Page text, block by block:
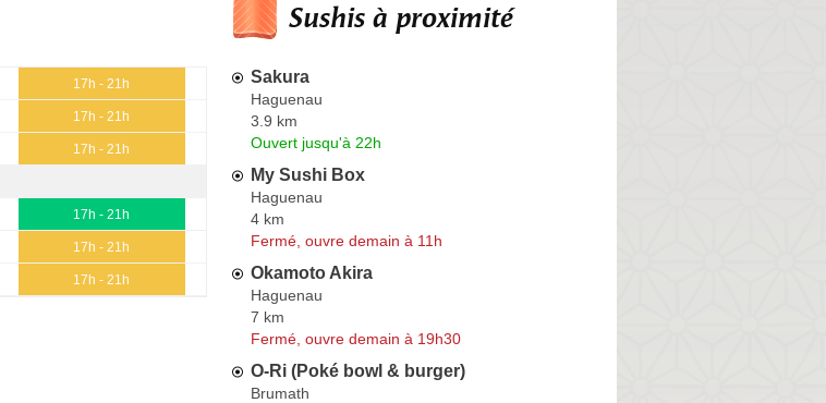
17h - 21h
17h - 21h
17h - 21h
17h - 21h
17h - 21h
17h - 21h
Sushis à proximité
Sakura
Haguenau
3.9 km
Ouvert jusqu'à 22h
My Sushi Box
Haguenau
4 km
Fermé, ouvre demain à 11h
Okamoto Akira
Haguenau
7 km
Fermé, ouvre demain à 19h30
O-Ri (Poké bowl & burger)
Brumath